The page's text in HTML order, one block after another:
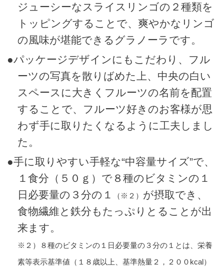
ジューシーなスライスリンゴの２種類を
トッピングすることで、爽やかなリンゴ
の風味が堪能できるグラノーラです。
●パッケージデザインにもこだわり、フル
ーツの写真を散りばめた上、中央の白い
スペースに大きくフルーツの名前を配置
することで、フルーツ好きのお客様が思
わず手に取りたくなるように工夫しまし
た。
●手に取りやすい手軽な“中容量サイズ”で、
１食分（５０ｇ）で８種のビタミンの１
日必要量の３分の１
（※２） が摂取でき、
食物繊維と鉄分もたっぷりとることが出
来ます。
※２）８種のビタミンの１日必要量の３分の１とは、栄養
素等表示基準値（１８歳以上、基準熱量２，２００kcal）